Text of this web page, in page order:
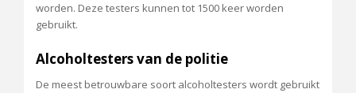
worden. Deze testers kunnen tot 1500 keer worden
gebruikt.
Alcoholtesters van de politie
De meest betrouwbare soort alcoholtesters wordt gebruikt